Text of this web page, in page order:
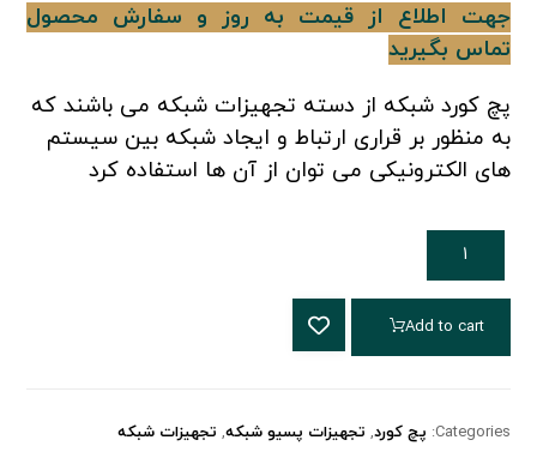
جهت اطلاع از قیمت به روز و سفارش محصول
تماس بگیرید
پچ کورد شبکه از دسته تجهیزات شبکه می باشند که
به منظور بر قراری ارتباط و ایجاد شبکه بین سیستم
های الکترونیکی می توان از آن ها استفاده کرد
Add to cart
Categories: پچ کورد, تجهیزات پسیو شبکه, تجهیزات شبکه